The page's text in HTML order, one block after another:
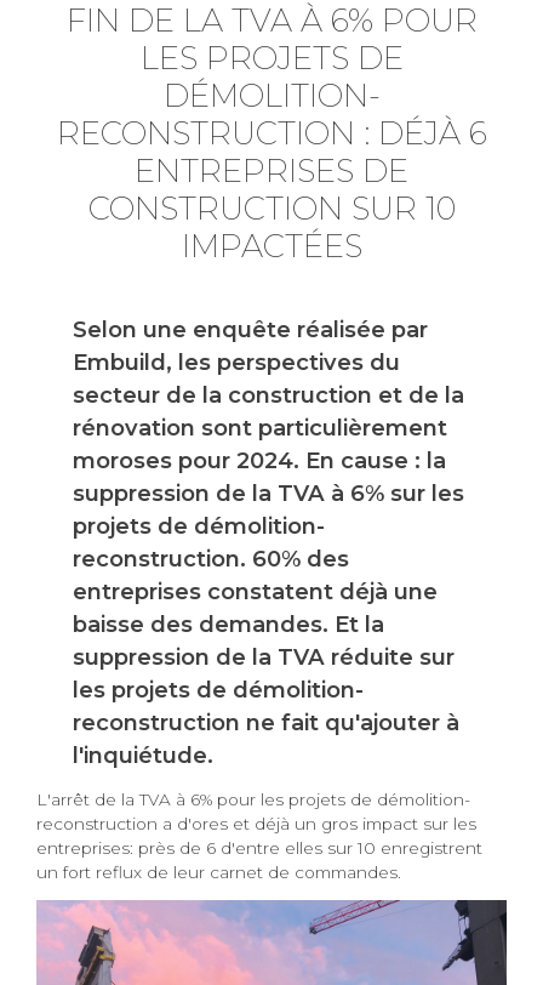
FIN DE LA TVA À 6% POUR
LES PROJETS DE
DÉMOLITION-
RECONSTRUCTION : DÉJÀ 6
ENTREPRISES DE
CONSTRUCTION SUR 10
IMPACTÉES
Selon une enquête réalisée par
Embuild, les perspectives du
secteur de la construction et de la
rénovation sont particulièrement
moroses pour 2024. En cause : la
suppression de la TVA à 6% sur les
projets de démolition-
reconstruction. 60% des
entreprises constatent déjà une
baisse des demandes. Et la
suppression de la TVA réduite sur
les projets de démolition-
reconstruction ne fait qu'ajouter à
l'inquiétude.
L'arrêt de la TVA à 6% pour les projets de démolition-
reconstruction a d'ores et déjà un gros impact sur les
entreprises: près de 6 d'entre elles sur 10 enregistrent
un fort reflux de leur carnet de commandes.